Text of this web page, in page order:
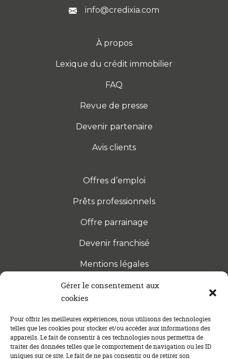
Gérer le consentement aux
cookies
Pour offrir les meilleures expériences, nous utilisons des technologies
telles que les cookies pour stocker et/ou accéder aux informations des
appareils. Le fait de consentir à ces technologies nous permettra de
traiter des données telles que le comportement de navigation ou les ID
uniques sur ce site. Le fait de ne pas consentir ou de retirer son
info@credixia.com
À propos
Lexique du crédit immobilier
FAQ
Revue de presse
Devenir partenaire
Avis clients
Offres d’emploi
Prêts professionnels
Offre parrainage
Devenir franchisé
Mentions légales
S’INSCRIRE À LA NEWSLETTER
Abonnez-vous à notre newsletter pour être tenu au
courant des dernières actualités concernant le
crédit immobilier !